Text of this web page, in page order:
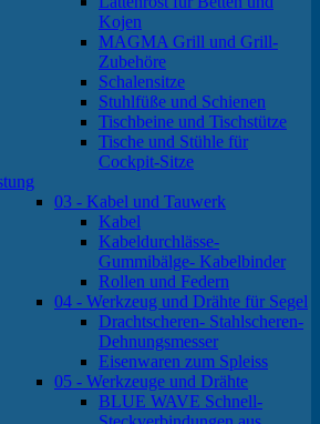
Kojen
MAGMA Grill und Grill-
Zubehöre
Schalensitze
Stuhlfüße und Schienen
Tischbeine und Tischstütze
Tische und Stühle für
Cockpit-Sitze
03 - Kabel und Tauwerk
Kabel
Kabeldurchlässe-
Gummibälge- Kabelbinder
Rollen und Federn
04 - Werkzeug und Drähte für Segel
Drachtscheren- Stahlscheren-
Dehnungsmesser
Eisenwaren zum Spleiss
05 - Werkzeuge und Drähte
BLUE WAVE Schnell-